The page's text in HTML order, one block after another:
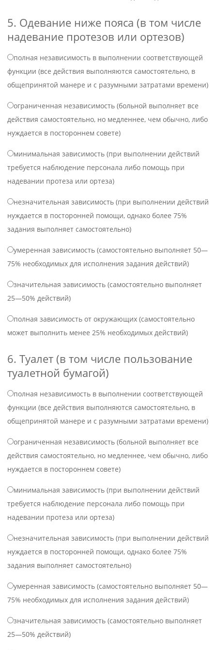
5. Одевание ниже пояса (в том числе
надевание протезов или ортезов)
полная независимость в выполнении соответствующей
функции (все действия выполняются самостоятельно, в
общепринятой манере и с разумными затратами времени)
ограниченная независимость (больной выполняет все
действия самостоятельно, но медленнее, чем обычно, либо
нуждается в постороннем совете)
минимальная зависимость (при выполнении действий
требуется наблюдение персонала либо помощь при
надевании протеза или ортеза)
незначительная зависимость (при выполнении действий
нуждается в посторонней помощи, однако более 75%
задания выполняет самостоятельно)
умеренная зависимость (самостоятельно выполняет 50—
75% необходимых для исполнения задания действий)
значительная зависимость (самостоятельно выполняет
25—50% действий)
полная зависимость от окружающих (самостоятельно
может выполнить менее 25% необходимых действий)
6. Туалет (в том числе пользование
туалетной бумагой)
полная независимость в выполнении соответствующей
функции (все действия выполняются самостоятельно, в
общепринятой манере и с разумными затратами времени)
ограниченная независимость (больной выполняет все
действия самостоятельно, но медленнее, чем обычно, либо
нуждается в постороннем совете)
минимальная зависимость (при выполнении действий
требуется наблюдение персонала либо помощь при
надевании протеза или ортеза)
незначительная зависимость (при выполнении действий
нуждается в посторонней помощи, однако более 75%
задания выполняет самостоятельно)
умеренная зависимость (самостоятельно выполняет 50—
75% необходимых для исполнения задания действий)
значительная зависимость (самостоятельно выполняет
25—50% действий)